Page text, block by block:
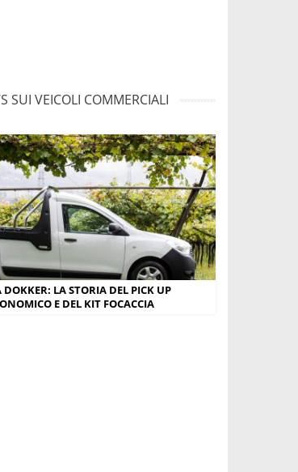
SUI VEICOLI COMMERCIALI
DOKKER: LA STORIA DEL PICK UP
E DEL KIT FOCACCIA